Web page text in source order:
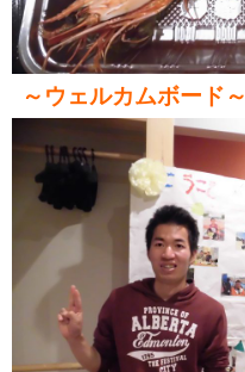
～ウェルカムボード～